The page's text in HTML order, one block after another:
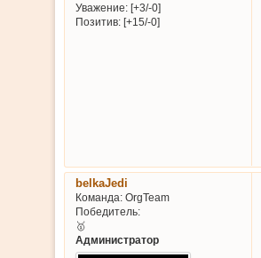
Уважение: [+3/-0]
Позитив: [+15/-0]
belkaJedi
Команда:OrgTeam
Победитель:
🥇
Администратор